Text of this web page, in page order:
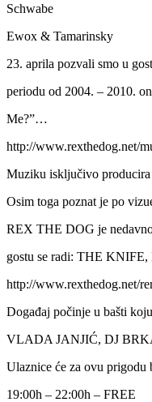
Schwabe
Ewox & Tamarinsky
23. aprila pozvali smo u
periodu od 2004. – 2010.
Me?”…
http://www.rexthedog.net/
Muziku isključivo producira
Osim toga poznat je po
REX THE DOG je
gostu se radi: THE
http://www.rexthedog.net/
Događaj počinje u bašti
VLADA JANJIĆ, DJ
Ulaznice će za ovu prigodu
19:00h – 22:00h – FREE